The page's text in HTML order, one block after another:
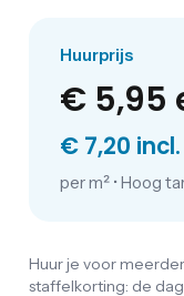
Huurprijs
€ 5,95
€ 7,20
per m²• Hoog
Huur je voor
staffelkorting: de